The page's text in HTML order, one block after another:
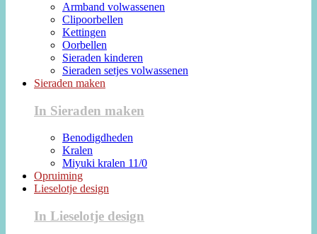
Armband volwassenen
Clipoorbellen
Kettingen
Oorbellen
Sieraden kinderen
Sieraden setjes volwassenen
Sieraden maken
In Sieraden maken
Benodigdheden
Kralen
Miyuki kralen 11/0
Opruiming
Lieselotje design
In Lieselotje design